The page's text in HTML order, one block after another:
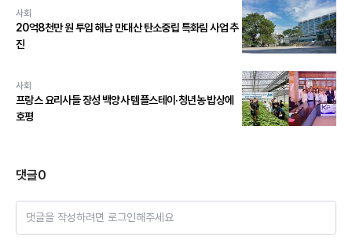
사회
20억8천만 원 투입 해남 만대산 탄소중립 특화림 사업 추
진
사회
프랑스 요리사들 장성 백양사 템플스테이·청년농 밥상에
호평
댓글0
댓글을 작성하려면 로그인해주세요